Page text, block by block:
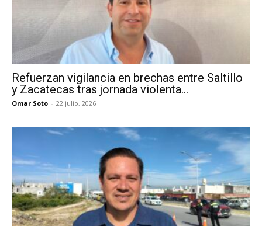
Refuerzan vigilancia en brechas entre Saltillo
y Zacatecas tras jornada violenta...
Omar Soto - 22 julio, 2026